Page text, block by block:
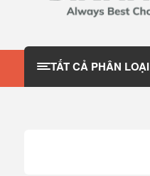
TẤT CẢ PHÂN LOẠI